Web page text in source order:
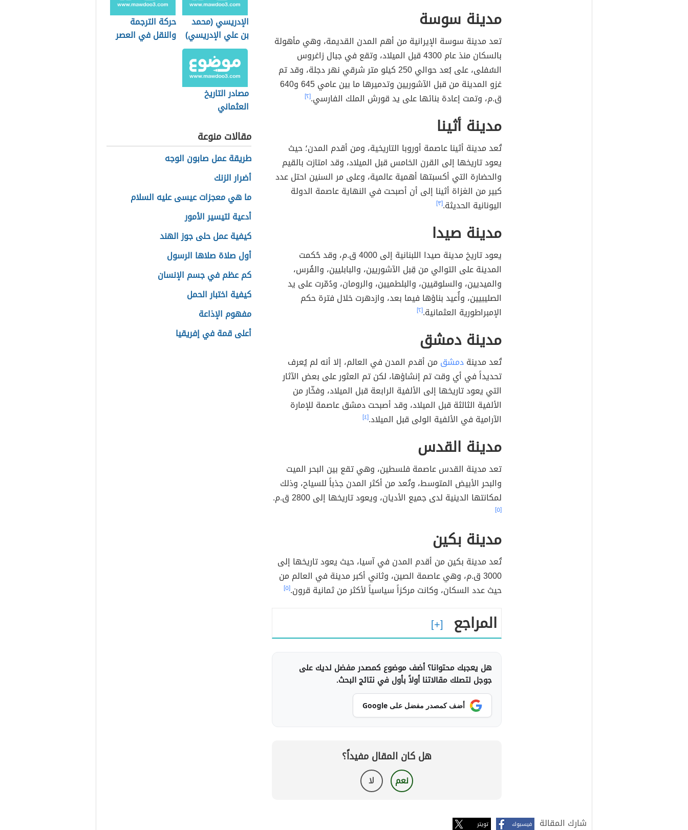
مدينة سوسة
تعد مدينة سوسة الإيرانية من أهم المدن القديمة، وهي مأهولة
بالسكان منذ عام 4300 قبل الميلاد، وتقع في جبال زاغروس
السُفلى، على بُعد حوالي 250 كيلو متر شرقي نهر دجلة، وقد تم
غزو المدينة من قبل الآشوريين وتدميرها ما بين عامي 645 و640
ق.م، وتمت إعادة بنائها على يد قورش الملك الفارسي.[٢]
مدينة أثينا
تُعد مدينة أثينا عاصمة أوروبا التاريخية، ومن أقدم المدن؛ حيث
يعود تاريخها إلى القرن الخامس قبل الميلاد، وقد امتازت بالقيم
والحضارة التي أكسبتها أهمية عالمية، وعلى مر السنين احتل عدد
كبير من الغزاة أثينا إلى أن أصبحت في النهاية عاصمة الدولة
اليونانية الحديثة.[٣]
مدينة صيدا
يعود تاريخ مدينة صيدا اللبنانية إلى 4000 ق.م، وقد حُكمت
المدينة على التوالي من قِبل الآشوريين، والبابليين، والفُرس،
والميديين، والسلوقيين، والبلطميين، والرومان، ودُمّرت على يد
الصليبيين، وأُعيد بناؤها فيما بعد، وازدهرت خلال فترة حكم
الإمبراطورية العثمانية.[٢]
مدينة دمشق
تُعد مدينةدمشق من أقدم المدن في العالم، إلا أنه لم يُعرف
تحديداً في أي وقت تم إنشاؤها، لكن تم العثور على بعض الآثار
التي يعود تاريخها إلى الألفية الرابعة قبل الميلاد، وفخّار من
الألفية الثالثة قبل الميلاد، وقد أصبحت دمشق عاصمة للإمارة
الآرامية في الألفية الولى قبل الميلاد.[٤]
مدينة القدس
تعد مدينة القدس عاصمة فلسطين، وهي تقع بين البحر الميت
والبحر الأبيض المتوسط، وتُعد من أكثر المدن جذباً للسياح، وذلك
لمكانتها الدينية لدى جميع الأديان، ويعود تاريخها إلى 2800 ق.م.
[٥]
مدينة بكين
تُعد مدينة بكين من أقدم المدن في آسيا، حيث يعود تاريخها إلى
3000 ق.م، وهي عاصمة الصين، وثاني أكبر مدينة في العالم من
حيث عدد السكان، وكانت مركزاً سياسياً لأكثر من ثمانية قرون.[٥]
المراجع
هل يعجبك محتوانا؟ أضف موضوع كمصدر مفضل لديك على
جوجل لتصلك مقالاتنا أولاً بأول في نتائج البحث.
أضف كمصدر مفضل على Google
هل كان المقال مفيداً؟
نعم لا
شارك المقالة فيسبوك تويتر
الإدريسي (محمد
بن علي الإدريسي)
حركة الترجمة
والنقل في العصر
مصادر التاريخ
العثماني
مقالات منوعة
طريقة عمل صابون الوجه
أضرار الزنك
ما هي معجزات عيسى عليه السلام
أدعية لتيسير الأمور
كيفية عمل حلى جوز الهند
أول صلاة صلاها الرسول
كم عظم في جسم الإنسان
كيفية اختبار الحمل
مفهوم الإذاعة
أعلى قمة في إفريقيا